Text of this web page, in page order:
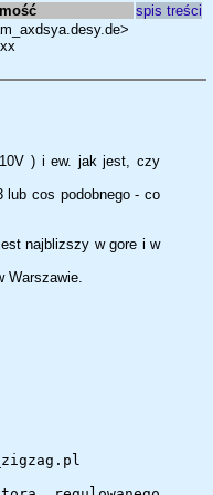
spis treści
) i ew. jak jest, czy
lub cos podobnego - co
najblizszy w gore i w
Warszawie.